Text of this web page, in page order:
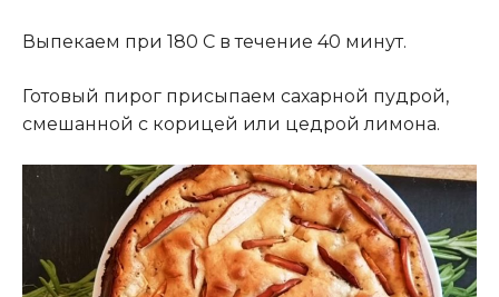
Выпекаем при 180 С в течение 40 минут.
Готовый пирог присыпаем сахарной пудрой,
смешанной с корицей или цедрой лимона.